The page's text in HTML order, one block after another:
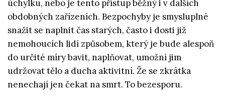
úchylku, nebo je tento přístup běžný i v dalších
obdobných zařízeních. Bezpochyby je smysluplné
snažit se naplnit čas starých, často i dosti již
nemohoucích lidí způsobem, který je bude alespoň
do určité míry bavit, naplňovat, umožní jim
udržovat tělo a ducha aktivitní. Že se zkrátka
nenechají jen čekat na smrt. To bezesporu.